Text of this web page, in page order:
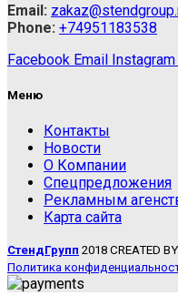
Email:
Phone: +74951183538
Facebook Email Instagram
Меню
Контакты
Новости
О Компании
Спецпредложения
Рекламным
Карта сайта
СтендГрупп 2018 CREATED BY
Политика